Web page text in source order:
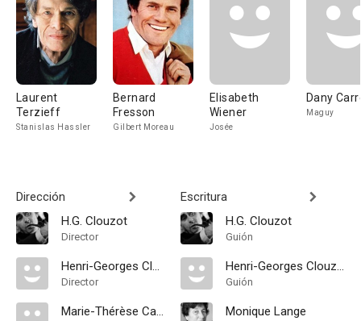
Laurent
Terzieff
Stanislas Hassler
Bernard
Fresson
Gilbert Moreau
Elisabeth
Wiener
Josée
Dany
Maguy
Dirección
H.G. Clouzot
Director
Henri-Georges Clouzot
Director
Marie-Thérèse Cabon
Escritura
H.G. Clouzot
Guión
Henri-Georges Clouzot
Guión
Monique Lange